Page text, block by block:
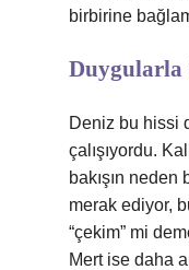
birbirine
Duygularla
Deniz bu hissi
çalışıyordu.
bakışın
merak ediyor,
“çekim” mi
Mert ise daha